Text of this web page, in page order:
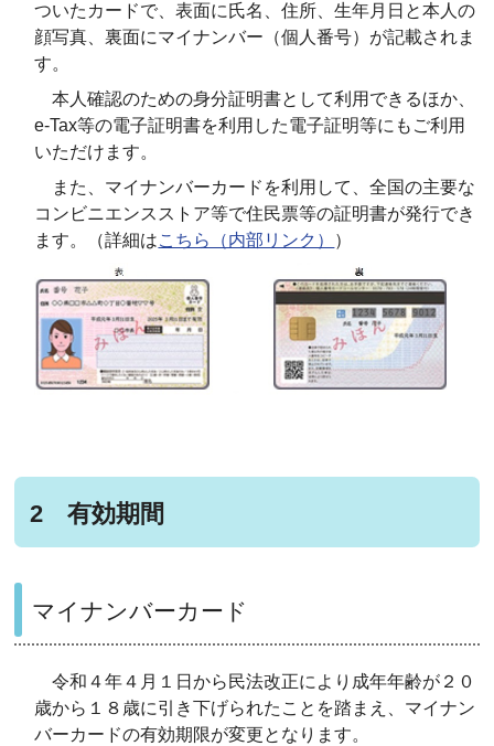
ついたカードで、表面に氏名、住所、生年月日と本人の
顔写真、裏面にマイナンバー（個人番号）が記載されま
す。
本人確認のための身分証明書として利用できるほか、
e-Tax等の電子証明書を利用した電子証明等にもご利用
いただけます。
また、マイナンバーカードを利用して、全国の主要な
コンビニエンスストア等で住民票等の証明書が発行でき
ます。（詳細はこちら（内部リンク） ）
2 有効期間
マイナンバーカード
令和４年４月１日から民法改正により成年年齢が２０
歳から１８歳に引き下げられたことを踏まえ、マイナン
バーカードの有効期限が変更となります。